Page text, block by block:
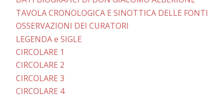
TAVOLA CRONOLOGICA E SINOTTICA DELLE FONTI
OSSERVAZIONI DEI CURATORI
LEGENDA e SIGLE
CIRCOLARE 1
CIRCOLARE 2
CIRCOLARE 3
CIRCOLARE 4